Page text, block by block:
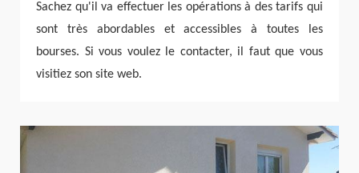
Sachez qu'il va effectuer les opérations à des tarifs qui
sont très abordables et accessibles à toutes les
bourses. Si vous voulez le contacter, il faut que vous
visitiez son site web.